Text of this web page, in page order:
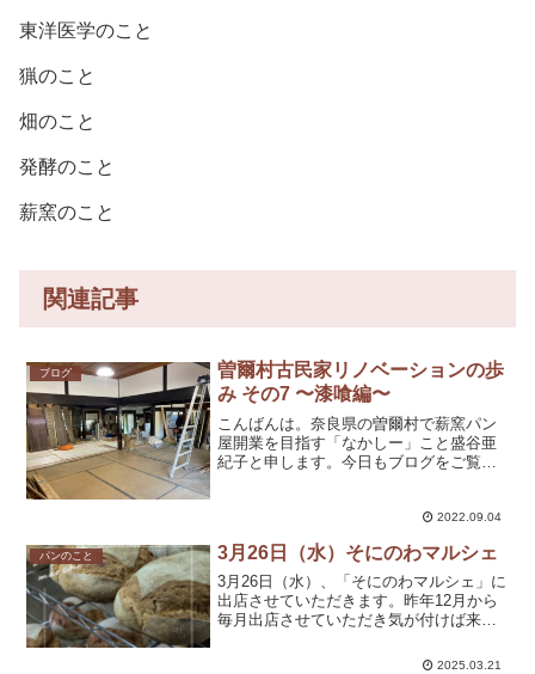
東洋医学のこと
猟のこと
畑のこと
発酵のこと
薪窯のこと
関連記事
ブログ
曽爾村古民家リノベーションの歩
み その7 〜漆喰編〜
こんばんは。奈良県の曽爾村で薪窯パン
屋開業を目指す「なかしー」こと盛谷亜
紀子と申します。今日もブログをご覧く
た。初めてのライブだったのですが、本
2022.09.04
パンのこと 3月26日（水）そにのわマルシェ
3月26日（水）、「そにのわマルシェ」に
出店させていただきます。昨年12月から
毎月出店させていただき気が付けば来週
ださる「そにのわの台所katte」の皆さま
2025.03.21